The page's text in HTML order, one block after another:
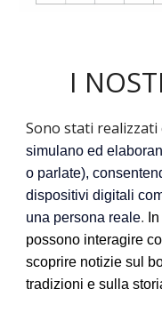
I
Sono stati realizzati
simulano ed
o parlate),
dispositivi digitali
una persona reale.
possono interagire
scoprire notizie sul
tradizioni e sulla